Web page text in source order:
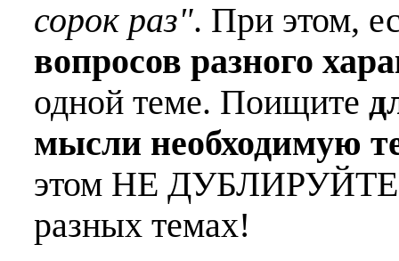
сорок раз". При этом,
вопросов разного
одной теме. Поищите
мысли необходимую
этом НЕ ДУБЛИРУЙТЕ
разных темах!